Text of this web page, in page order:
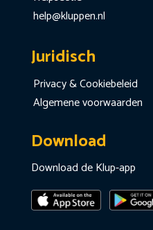
help@kluppen.nl
Juridisch
Privacy & Cookiebeleid
Algemene voorwaarden
Download
Download de Klup-app